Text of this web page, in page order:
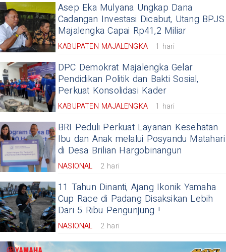
Asep Eka Mulyana Ungkap Dana
Cadangan Investasi Dicabut, Utang BPJS
Majalengka Capai Rp41,2 Miliar
KABUPATEN MAJALENGKA 1 hari
DPC Demokrat Majalengka Gelar
Pendidikan Politik dan Bakti Sosial,
Perkuat Konsolidasi Kader
KABUPATEN MAJALENGKA 1 hari
BRI Peduli Perkuat Layanan Kesehatan
Ibu dan Anak melalui Posyandu Matahari
di ‎Desa Brilian Hargobinangun
NASIONAL 2 hari
11 Tahun Dinanti, Ajang Ikonik Yamaha
Cup Race di Padang Disaksikan Lebih
Dari 5 Ribu Pengunjung !
NASIONAL 2 hari